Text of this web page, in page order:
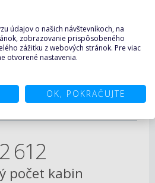
v uzloch
554
pasažierov
2 612
počet kabin
údajov o našich návštevníkoch, na
zobrazovanie prispôsobeného
zážitku z webových stránok. Pre viac
otvorené nastavenia.
OK, POKRAČUJTE